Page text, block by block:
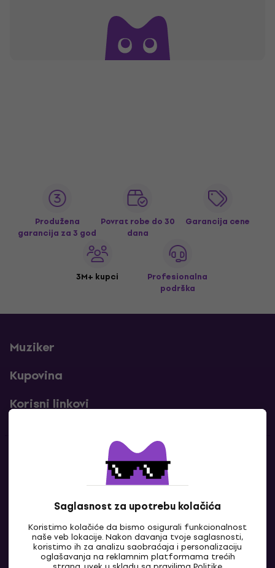
Saglasnost za upotrebu kolačića
Koristimo kolačiće da bismo osigurali funkcionalnost
naše veb lokacije. Nakon davanja tvoje saglasnosti,
koristimo ih za analizu saobraćaja i personalizaciju
oglašavanja na reklamnim platformama trećih
Produžena
garancija za 3 god
Povrat robe do 30
dana
Garancija cene
3M+ kupci
Profesionalna
podrška
Muziker
Kupovina
Korisni linkovi
Kontakti
Kontaktiraj nas